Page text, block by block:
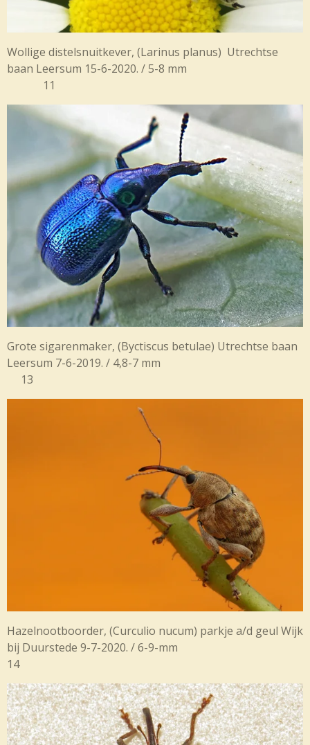
Wollige distelsnuitkever, (Larinus planus) Utrechtse
baan Leersum 15-6-2020. / 5-8 mm
11
Grote sigarenmaker, (Byctiscus betulae) Utrechtse baan
Leersum 7-6-2019. / 4,8-7 mm
13
Hazelnootboorder, (Curculio nucum) parkje a/d geul Wijk
bij Duurstede 9-7-2020. / 6-9-mm
14